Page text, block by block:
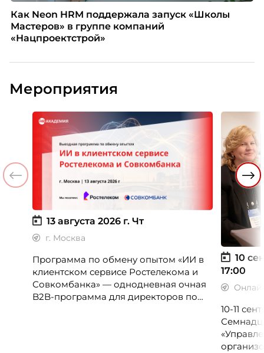
Как Neon HRM поддержала запуск «Школы
Мастеров» в группе компаний
«Нацпроектстрой»
Мероприятия
13 августа 2026 г. Чт
г. Москва
Программа по обмену опытом «ИИ в
клиентском сервисе Ростелекома и
Совкомбанка» — однодневная очная
B2B-программа для директоров по
10
17:00
10-11